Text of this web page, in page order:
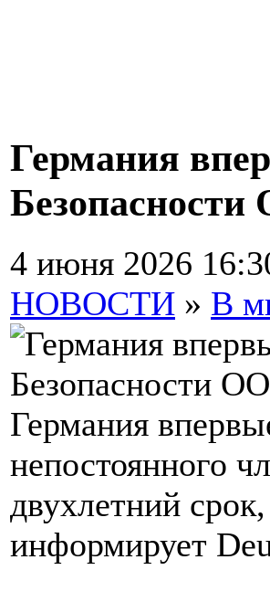
Германия
4 июня 2026
НОВОСТИ » В
Германия
непостоянного
двухлетний
информирует